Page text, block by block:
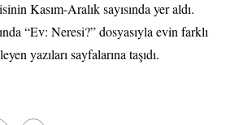
Kasım-Aralık sayısında yer aldı.
“Ev: Neresi?” dosyasıyla evin farklı
yazıları sayfalarına taşıdı.